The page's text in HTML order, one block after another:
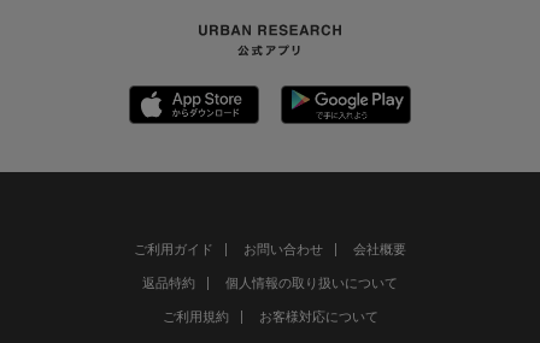
ご利用ガイド お問い合わせ 会社概要
返品特約 個人情報の取り扱いについて
ご利用規約 お客様対応について